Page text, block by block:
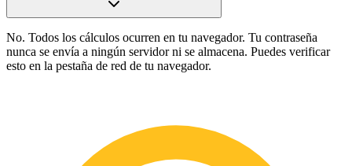
No. Todos los cálculos ocurren en tu navegador. Tu contraseña
nunca se envía a ningún servidor ni se almacena. Puedes verificar
esto en la pestaña de red de tu navegador.